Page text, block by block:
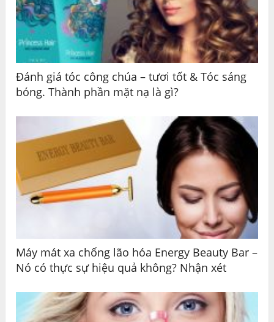
Đánh giá tóc công chúa – tươi tốt & Tóc sáng
bóng. Thành phần mặt nạ là gì?
Máy mát xa chống lão hóa Energy Beauty Bar –
Nó có thực sự hiệu quả không? Nhận xét